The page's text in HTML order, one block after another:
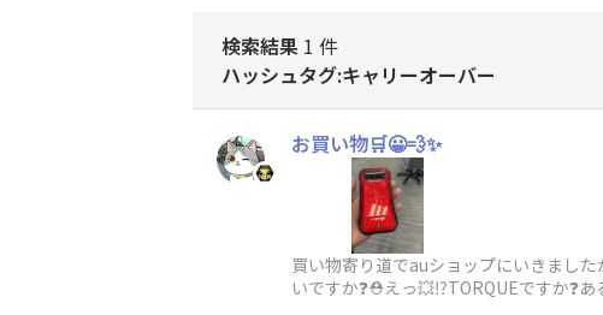
検索結果 1 件
ハッシュタグ:キャリーオーバー
お買い物🛒😀💨✨
買い物寄り道でauショップにいきまし
いですか❓️⛑️えっ💥⁉️TORQUEですか❓️